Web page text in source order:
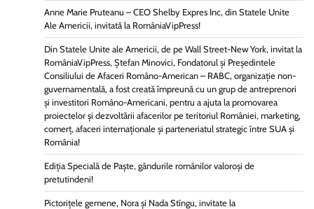
Anne Marie Pruteanu – CEO Shelby Expres Inc, din Statele Unite
Ale Americii, invitată la RomâniaVipPress!
Din Statele Unite ale Americii, de pe Wall Street-New York, invitat la
RomâniaVipPress, Ștefan Minovici, Fondatorul și Președintele
Consiliului de Afaceri Româno-American – RABC, organizație non-
guvernamentală, a fost creată împreună cu un grup de antreprenori
și investitori Româno-Americani, pentru a ajuta la promovarea
proiectelor și dezvoltării afacerilor pe teritoriul României, marketing,
comerț, afaceri internaționale și parteneriatul strategic între SUA și
România!
Ediția Specială de Paște, gândurile românilor valoroși de
pretutindeni!
Pictorițele gemene, Nora și Nada Stîngu, invitate la